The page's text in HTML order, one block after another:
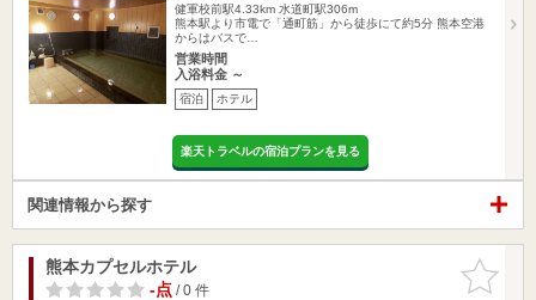
健軍校前駅4.33km 水道町駅306m
熊本駅より市電で「通町筋」から徒歩にて約5分 熊本空港
からはバスで…
営業時間
入浴料金 ～
宿泊 ホテル
楽天トラベルの宿泊プランを見る
関連情報から探す
お気に入
りに追加
熊本カプセルホテル
-点/ 0 件